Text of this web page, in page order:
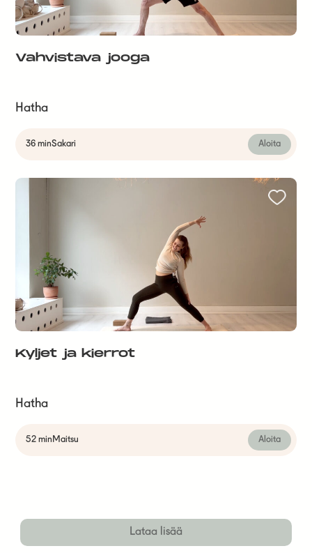
Vahvistava jooga
Hatha
36 minSakari Aloita
Kyljet ja kierrot
Hatha
52 min Maitsu Aloita
Lataa lisää